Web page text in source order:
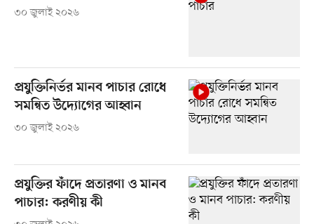
৩০ জুলাই ২০২৬
প্রযুক্তিনির্ভর মানব পাচার রোধে
সমন্বিত উদ্যোগের আহ্বান
৩০ জুলাই ২০২৬
প্রযুক্তির ফাঁদে প্রতারণা ও মানব
পাচার: করণীয় কী